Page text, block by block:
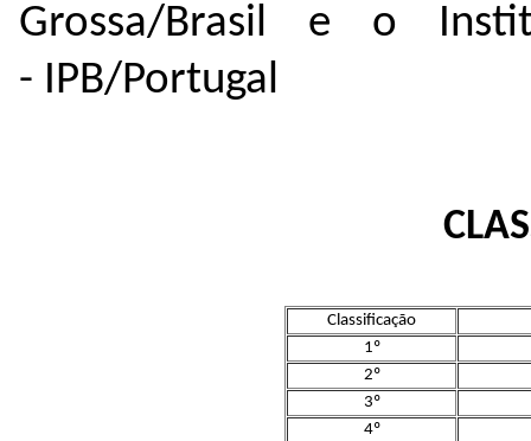
Grossa/Brasil e o
- IPB/Portugal
Classificação
1º
2º
3º
4º